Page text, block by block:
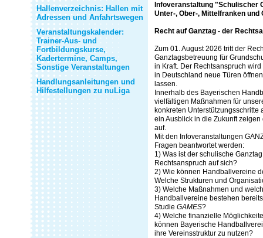
Hallenverzeichnis: Hallen mit
Adressen und Anfahrtswegen
Veranstaltungskalender:
Trainer-Aus- und
Fortbildungskurse,
Kadertermine, Camps,
Sonstige Veranstaltungen
Handlungsanleitungen und
Hilfestellungen zu nuLiga
Infoveranstaltung "Schulischer
Unter-, Ober-, Mittelfranken und
Recht auf Ganztag - der
Zum 01. August 2026 tritt der
Ganztagsbetreuung für
in Kraft. Der Rechtsanspruch
in Deutschland neue Türen
lassen.
Innerhalb des Bayerischen
vielfältigen Maßnahmen für
konkreten
ein Ausblick in die Zukunft
auf.
Mit den Infoveranstaltungen
Fragen beantwortet werden:
1) Was ist der schulische
Rechtsanspruch auf sich?
2) Wie können Handballvereine
Welche Strukturen und
3) Welche Maßnahmen und
Handballvereine bestehen
Studie GAMES?
4) Welche finanzielle
können Bayerische
ihre Vereinsstruktur zu nutzen?